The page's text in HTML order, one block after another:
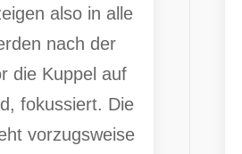
also in alle
nach der
die Kuppel auf
fokussiert. Die
vorzugsweise